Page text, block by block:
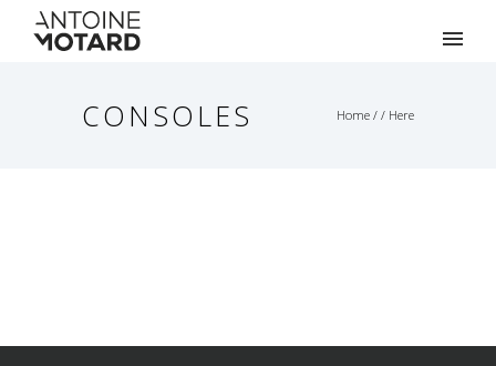
CONSOLES Home / / Here